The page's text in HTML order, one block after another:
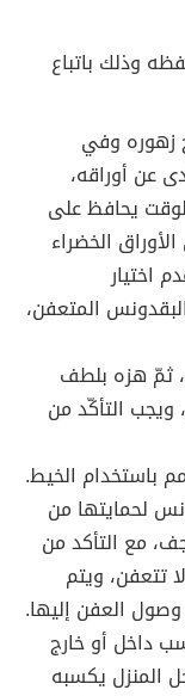
وذلك باتباع
زهوره وفي
عن أوراقه،
يحافظ على
الخضراء
اختيار
المتعفن،
ثمّ هزه بلطف
ويجب التأكّد من
باستخدام الخيط.
لحمايتها من
مع التأكد من
تتعفن، ويتم
العفن إليها.
داخل أو خارج
المنزل يكسبه